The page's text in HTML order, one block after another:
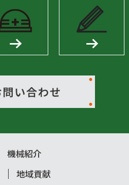
機械紹介
地域貢献